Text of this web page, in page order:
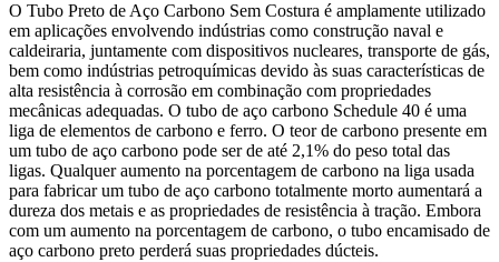
O Tubo Preto de Aço Carbono Sem Costura é amplamente utilizado
em aplicações envolvendo indústrias como construção naval e
caldeiraria, juntamente com dispositivos nucleares, transporte de gás,
bem como indústrias petroquímicas devido às suas características de
alta resistência à corrosão em combinação com propriedades
mecânicas adequadas. O tubo de aço carbono Schedule 40 é uma
liga de elementos de carbono e ferro. O teor de carbono presente em
um tubo de aço carbono pode ser de até 2,1% do peso total das
ligas. Qualquer aumento na porcentagem de carbono na liga usada
para fabricar um tubo de aço carbono totalmente morto aumentará a
dureza dos metais e as propriedades de resistência à tração. Embora
com um aumento na porcentagem de carbono, o tubo encamisado de
aço carbono preto perderá suas propriedades dúcteis.